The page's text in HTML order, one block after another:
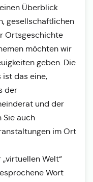
Überblick
gesellschaftlichen
Ortsgeschichte
möchten wir
geben. Die
das eine,
der
und der
Sie auch
im Ort
Welt“
Wort